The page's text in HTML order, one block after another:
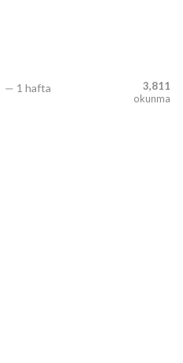
— 1 hafta
3,811
okunma